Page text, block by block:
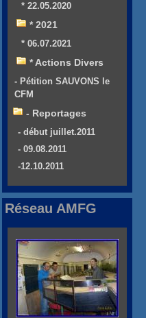
* 22.05.2020
* 2021
* 06.07.2021
* Actions Divers
- Pétition SAUVONS le
CFM
- Reportages
- début juillet.2011
- 09.08.2011
-12.10.2011
Réseau AMFG